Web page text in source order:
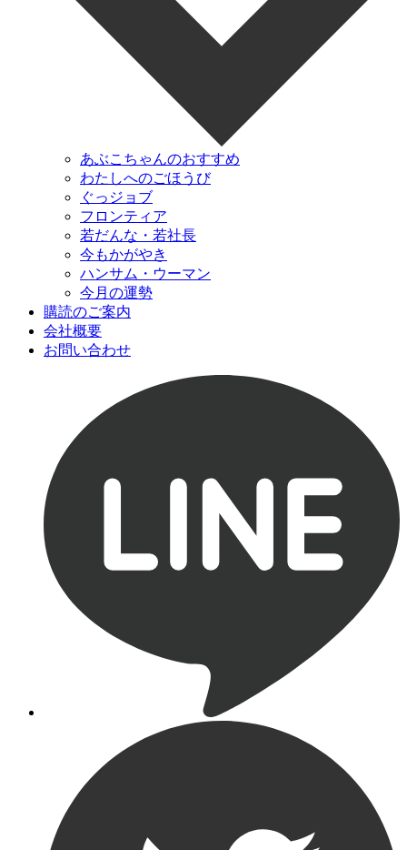
あぶこちゃんのおすすめ
わたしへのごほうび
ぐっジョブ
フロンティア
若だんな・若社長
今もかがやき
ハンサム・ウーマン
今月の運勢
購読のご案内
会社概要
お問い合わせ